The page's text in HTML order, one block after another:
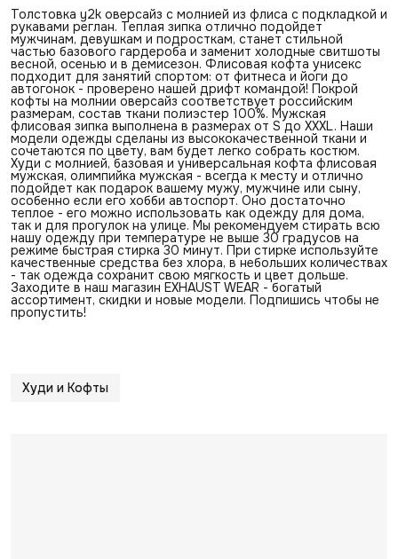
Толстовка y2k оверсайз с молнией из флиса с подкладкой и
рукавами реглан. Теплая зипка отлично подойдет
мужчинам, девушкам и подросткам, станет стильной
частью базового гардероба и заменит холодные свитшоты
весной, осенью и в демисезон. Флисовая кофта унисекс
подходит для занятий спортом: от фитнеса и йоги до
автогонок - проверено нашей дрифт командой! Покрой
кофты на молнии оверсайз соответствует российским
размерам, состав ткани полиэстер 100%. Мужская
флисовая зипка выполнена в размерах от S до XXXL. Наши
модели одежды сделаны из высококачественной ткани и
сочетаются по цвету, вам будет легко собрать костюм.
Худи с молнией, базовая и универсальная кофта флисовая
мужская, олимпийка мужская - всегда к месту и отлично
подойдет как подарок вашему мужу, мужчине или сыну,
особенно если его хобби автоспорт. Оно достаточно
теплое - его можно использовать как одежду для дома,
так и для прогулок на улице. Мы рекомендуем стирать всю
нашу одежду при температуре не выше 30 градусов на
режиме быстрая стирка 30 минут. При стирке используйте
качественные средства без хлора, в небольших количествах
- так одежда сохранит свою мягкость и цвет дольше.
Заходите в наш магазин EXHAUST WEAR - богатый
ассортимент, скидки и новые модели. Подпишись чтобы не
пропустить!
Худи и Кофты